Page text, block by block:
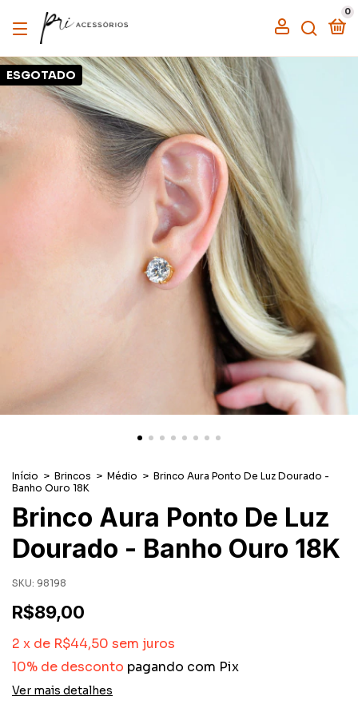
0
ESGOTADO
Início > Brincos > Médio > Brinco Aura Ponto De Luz Dourado -
Banho Ouro 18K
Brinco Aura Ponto De Luz
Dourado - Banho Ouro 18K
SKU: 98198
R$89,00
2 x de R$44,50 sem juros
10% de desconto pagando com Pix
Ver mais detalhes